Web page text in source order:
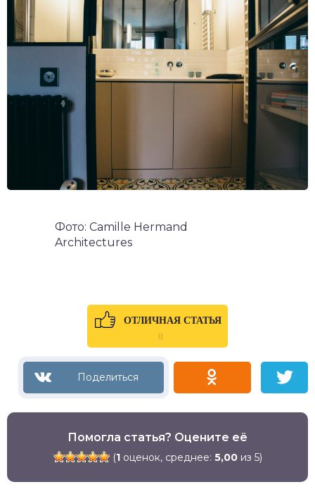
Фото: Camille Hermand
Architectures
ОТЛИЧНАЯ СТАТЬЯ
0
Помогла статья? Оцените её
(1оценок, среднее: 5,00из 5)